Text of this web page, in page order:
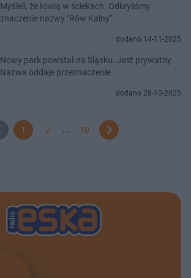
Myśleli, że łowią w ściekach. Odkryliśmy
znaczenie nazwy "Rów Kalny"
dodano 14-11-2025
Nowy park powstał na Śląsku. Jest prywatny.
Nazwa oddaje przeznaczenie
dodano 28-10-2025
1 2 10